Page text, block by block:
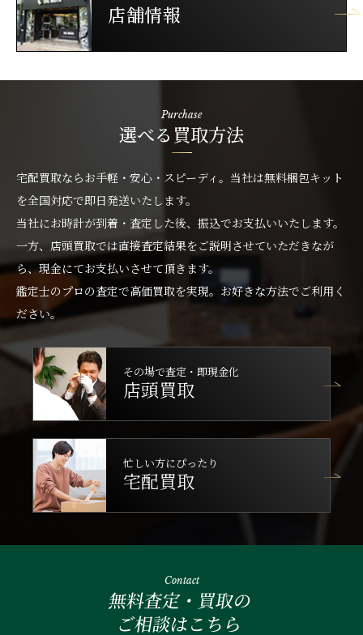
店舗情報
Purchase
選べる買取方法
宅配買取ならお手軽・安心・スピーディ。当社は無料梱包キット
を全国対応で即日発送いたします。
当社にお時計が到着・査定した後、振込でお支払いいたします。
一方、店頭買取では直接査定結果をご説明させていただきなが
ら、現金にてお支払いさせて頂きます。
鑑定士のプロの査定で高価買取を実現。お好きな方法でご利用く
ださい。
その場で査定・即現金化
店頭買取
忙しい方にぴったり
宅配買取
Contact
無料査定・買取の
ご相談はこちら